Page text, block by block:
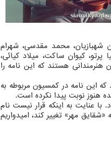
شهبازیان، محمد مقدسی، شهرام
پرتو، كیوان ساكت، میلاد كیائی،
هستند كه این نامه را
این نامه در كمسیون مربوطه به
هنوز نوبت پیدا نكرده است.
عنایت به اینكه قرار نیست نام
مهر» تغییر كند، امیدواریم